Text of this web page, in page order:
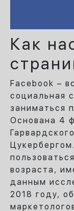
Как
Facebook –
социальная
заниматься
Основана 4
возраста,
данным
2018 году,